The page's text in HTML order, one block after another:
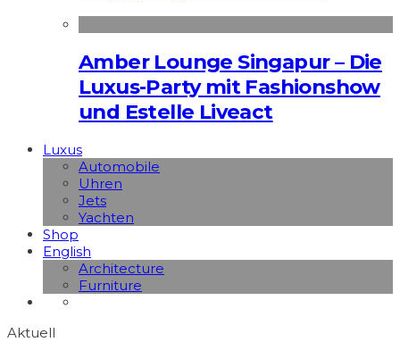
Amber Lounge Singapur – Die
Luxus-Party mit Fashionshow
und Estelle Liveact
Luxus
Automobile
Uhren
Jets
Yachten
Shop
English
Architecture
Furniture
Aktuell